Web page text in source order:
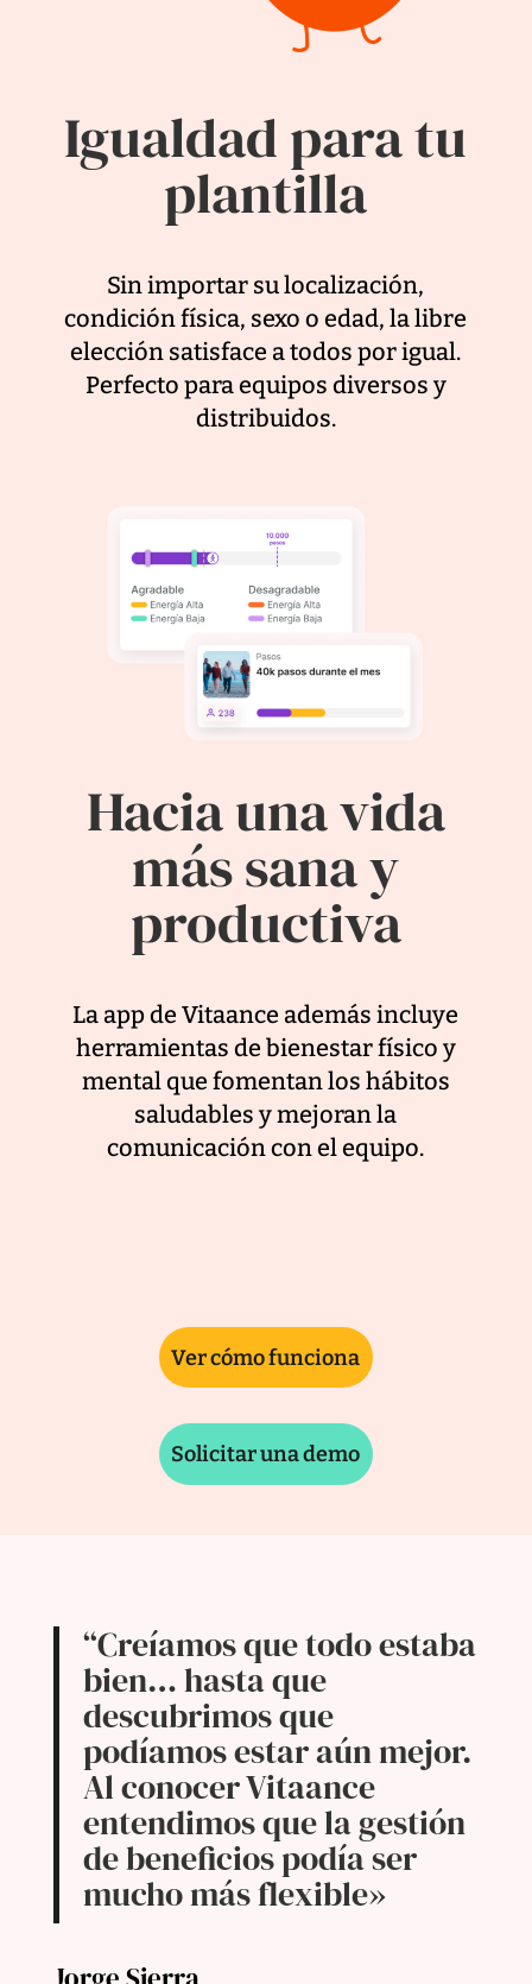
Igualdad para tu
plantilla
Sin importar su localización,
condición física, sexo o edad, la libre
elección satisface a todos por igual.
Perfecto para equipos diversos y
distribuidos.
Hacia una vida
más sana y
productiva
La app de Vitaance además incluye
herramientas de bienestar físico y
mental que fomentan los hábitos
saludables y mejoran la
comunicación con el equipo.
Ver cómo funciona
Solicitar una demo
“Creíamos que todo estaba
bien… hasta que
descubrimos que
podíamos estar aún mejor.
Al conocer Vitaance
entendimos que la gestión
de beneficios podía ser
mucho más flexible»